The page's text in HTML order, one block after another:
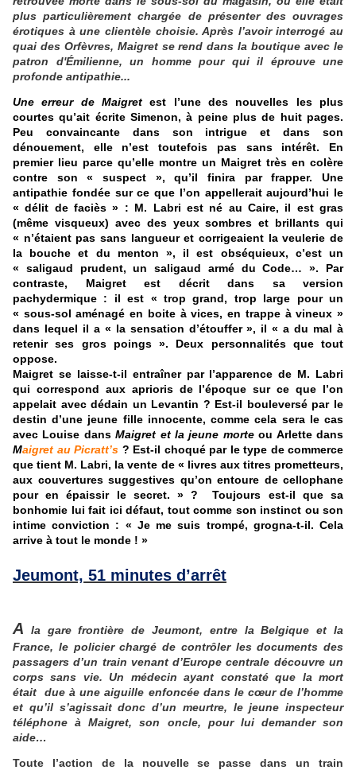
plus particulièrement chargée de présenter des ouvrages
érotiques à une clientèle choisie. Après l’avoir interrogé au
quai des Orfèvres, Maigret se rend dans la boutique avec le
patron d'Émilienne, un homme pour qui il éprouve une
profonde antipathie...
Une erreur de Maigret est l’une des nouvelles les plus
courtes qu’ait écrite Simenon, à peine plus de huit pages.
Peu convaincante dans son intrigue et dans son
dénouement, elle n’est toutefois pas sans intérêt. En
premier lieu parce qu’elle montre un Maigret très en colère
contre son « suspect », qu’il finira par frapper. Une
antipathie fondée sur ce que l’on appellerait aujourd’hui le
« délit de faciès » : M. Labri est né au Caire, il est gras
(même visqueux) avec des yeux sombres et brillants qui
« n’étaient pas sans langueur et corrigeaient la veulerie de
la bouche et du menton », il est obséquieux, c’est un
« saligaud prudent, un saligaud armé du Code… ». Par
contraste, Maigret est décrit dans sa version
pachydermique : il est « trop grand, trop large pour un
« sous-sol aménagé en boite à vices, en trappe à vineux »
dans lequel il a « la sensation d’étouffer », il « a du mal à
retenir ses gros poings ». Deux personnalités que tout
oppose.
Maigret se laisse-t-il entraîner par l’apparence de M. Labri
qui correspond aux aprioris de l’époque sur ce que l’on
appelait avec dédain un Levantin ? Est-il bouleversé par le
destin d’une jeune fille innocente, comme cela sera le cas
avec Louise dansMaigret et la jeune morte ou Arlette dans
Maigret au Picratt’s ? Est-il choqué par le type de commerce
que tient M. Labri, la vente de « livres aux titres prometteurs,
aux couvertures suggestives qu’on entoure de cellophane
pour en épaissir le secret. » ? Toujours est-il que sa
bonhomie lui fait ici défaut, tout comme son instinct ou son
intime conviction : « Je me suis trompé, grogna-t-il. Cela
arrive à tout le monde ! »
Jeumont, 51 minutes d’arrêt
A la gare frontière de Jeumont, entre la Belgique et la
France, le policier chargé de contrôler les documents des
passagers d’un train venant d’Europe centrale découvre un
corps sans vie. Un médecin ayant constaté que la mort
était due à une aiguille enfoncée dans le cœur de l’homme
et qu’il s’agissait donc d’un meurtre, le jeune inspecteur
téléphone à Maigret, son oncle, pour lui demander son
aide…
Toute l’action de la nouvelle se passe dans un train